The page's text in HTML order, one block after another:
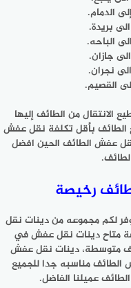
الدمام.
بريدة.
الباحه.
جازان.
نجران.
القصيم.
الانتقال من الطائف إليها
الطائف بأقل تكلفة نقل عفش
عفش الطائف الحين افضل
رخيصة
لكم مجموعه من دينات نقل
متاح دينات نقل عفش في
متوسطة، دينات نقل عفش
مناسبه جدا للجميع
عميلنا الفاضل.